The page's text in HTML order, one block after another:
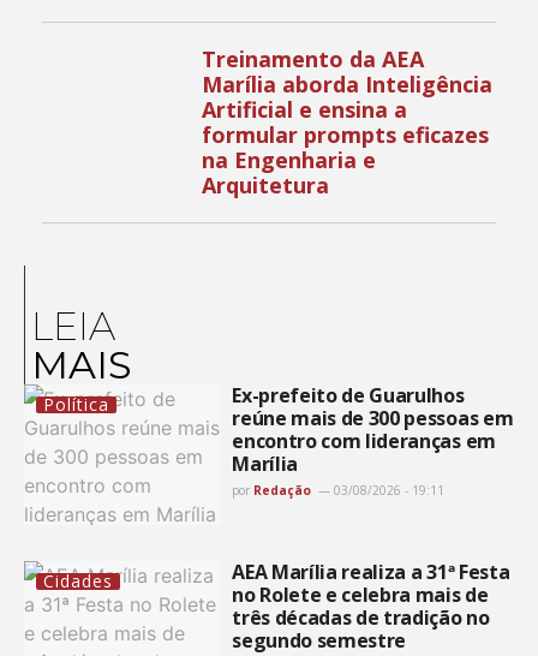
Treinamento da AEA
Marília aborda Inteligência
Artificial e ensina a
formular prompts eficazes
na Engenharia e
Arquitetura
LEIA
MAIS
Política
Ex-prefeito de Guarulhos
reúne mais de 300 pessoas em
encontro com lideranças em
Marília
por Redação 03/08/2026 - 19:11
Cidades
AEA Marília realiza a 31ª Festa
no Rolete e celebra mais de
três décadas de tradição no
segundo semestre